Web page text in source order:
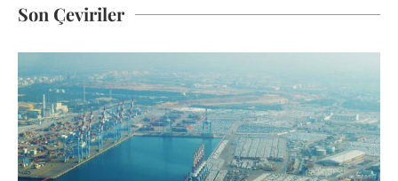
Son Çeviriler